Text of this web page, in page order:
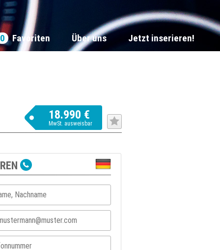
0 Favoriten Über uns Jetzt inserieren!
18.990 €
MwSt. ausweisbar